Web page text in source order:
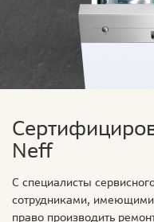
Neff
С специалисты
сотрудниками,
право производить